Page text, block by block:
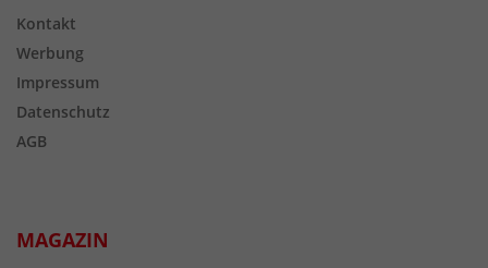
Kontakt
Werbung
Impressum
Datenschutz
AGB
MAGAZIN